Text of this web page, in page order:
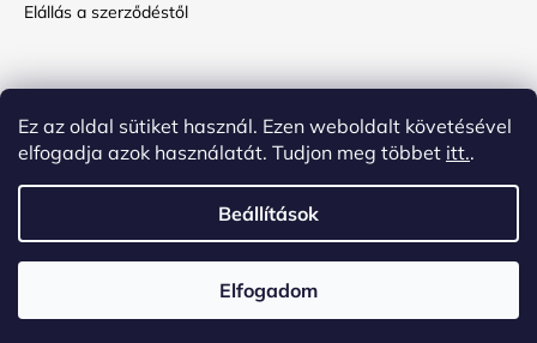
Ez az oldal sütiket használ. Ezen weboldalt követésével
elfogadja azok használatát. Tudjon meg többet itt..
Beállítások
Elfogadom
Elállás a szerződéstől
Hogyan kell ápolni a topbőröndöt?
Hogyan állítsuk be a kódot a bőrönd számzárján?
topbőrönd.hu. Minden jog fenntartva.